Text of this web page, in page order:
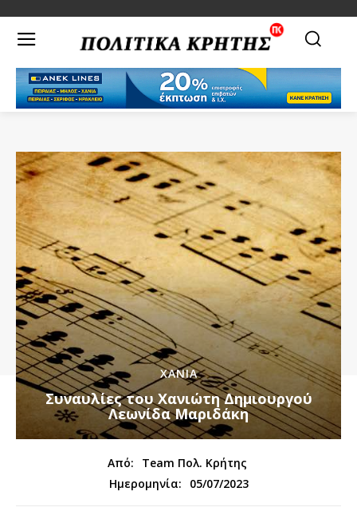
ΧΑΝΙΑ
Συναυλίες του Χανιώτη Δημιουργού
Λεωνίδα Μαριδάκη
Από:
Team Πολ. Κρήτης
Ημερομηνία:
05/07/2023